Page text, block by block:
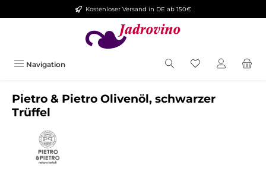
Zum Hauptinhalt springenKostenloser Versand in DE ab 150€
Navigation
Pietro & Pietro Olivenöl, schwarzer
Trüffel